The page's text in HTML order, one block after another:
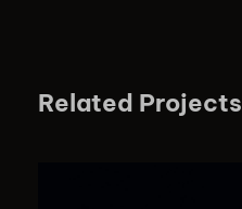
Related Projects